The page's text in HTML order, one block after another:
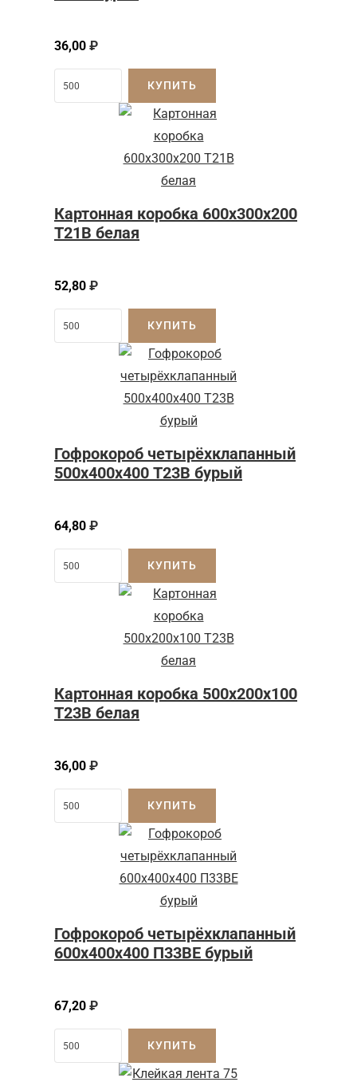
36,00 ₽
КУПИТЬ
Картонная коробка 600x300x200
Т21B белая
52,80 ₽
КУПИТЬ
Гофрокороб четырёхклапанный
500х400х400 Т23В бурый
64,80 ₽
КУПИТЬ
Картонная коробка 500x200x100
Т23B белая
36,00 ₽
КУПИТЬ
Гофрокороб четырёхклапанный
600x400x400 П33BE бурый
67,20 ₽
КУПИТЬ